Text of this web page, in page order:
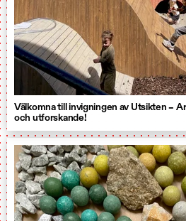
Välkomna till invigningen av Utsikten –
och utforskande!